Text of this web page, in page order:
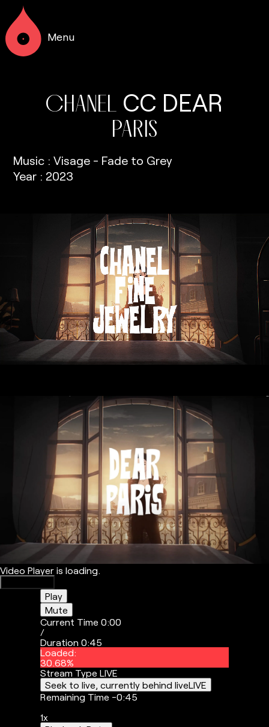
Menu
CHANEL CC DEAR
PARIS
Music : Visage - Fade to Grey
Year : 2023
Video Player is loading.
Play
Mute
Current Time0:00
/
Duration0:45
Loaded:
30.68%
Stream TypeLIVE
Seek to live, currently behind liveLIVE
Remaining Time -0:45
1x